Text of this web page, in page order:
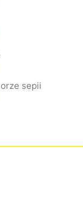
sepii